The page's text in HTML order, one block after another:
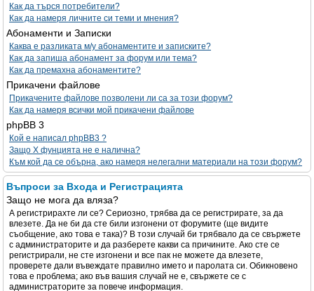
Как да търся потребители?
Как да намеря личните си теми и мнения?
Абонаменти и Записки
Каква е разликата м/у абонаментите и записките?
Как да запиша абонамент за форум или тема?
Как да премахна абонаментите?
Прикачени файлове
Прикачените файлове позволени ли са за този форум?
Как да намеря всички мой прикачени файлове
phpBB 3
Кой е написал phpBB3 ?
Защо X фунцията не е налична?
Към кой да се обърна, ако намеря нелегални материали на този форум?
Въпроси за Входа и Регистрацията
Защо не мога да вляза?
А регистрирахте ли се? Сериозно, трябва да се регистрирате, за да
влезете. Да не би да сте били изгонени от форумите (ще видите
съобщение, ако това е така)? В този случай би трябвало да се свържете
с администраторите и да разберете какви са причините. Ако сте се
регистрирали, не сте изгонени и все пак не можете да влезете,
проверете дали въвеждате правилно името и паролата си. Обикновено
това е проблема; ако във вашия случай не е, свържете се с
администраторите за повече информация.